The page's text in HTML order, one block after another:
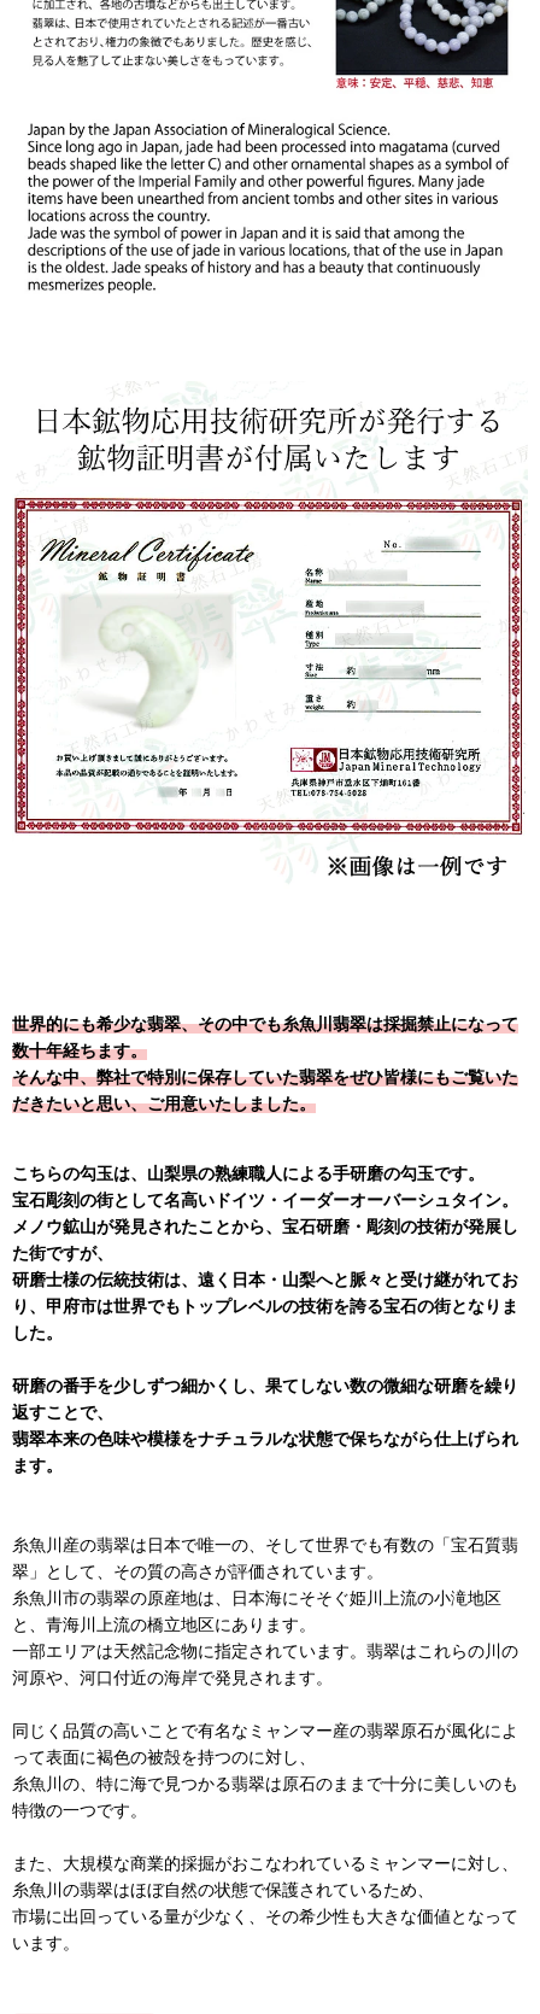
世界的にも希少な翡翠、その中でも糸魚川翡翠は採掘禁止になって
数十年経ちます。
そんな中、弊社で特別に保存していた翡翠をぜひ皆様にもご覧いた
だきたいと思い、ご用意いたしました。
こちらの勾玉は、山梨県の熟練職人による手研磨の勾玉です。
宝石彫刻の街として名高いドイツ・イーダーオーバーシュタイン。
メノウ鉱山が発見されたことから、宝石研磨・彫刻の技術が発展し
た街ですが、
研磨士様の伝統技術は、遠く日本・山梨へと脈々と受け継がれてお
り、甲府市は世界でもトップレベルの技術を誇る宝石の街となりま
した。
研磨の番手を少しずつ細かくし、果てしない数の微細な研磨を繰り
返すことで、
翡翠本来の色味や模様をナチュラルな状態で保ちながら仕上げられ
ます。
糸魚川産の翡翠は日本で唯一の、そして世界でも有数の「宝石質翡
翠」として、その質の高さが評価されています。
糸魚川市の翡翠の原産地は、日本海にそそぐ姫川上流の小滝地区
と、青海川上流の橋立地区にあります。
一部エリアは天然記念物に指定されています。翡翠はこれらの川の
河原や、河口付近の海岸で発見されます。
同じく品質の高いことで有名なミャンマー産の翡翠原石が風化によ
って表面に褐色の被殻を持つのに対し、
糸魚川の、特に海で見つかる翡翠は原石のままで十分に美しいのも
特徴の一つです。
また、大規模な商業的採掘がおこなわれているミャンマーに対し、
糸魚川の翡翠はほぼ自然の状態で保護されているため、
市場に出回っている量が少なく、その希少性も大きな価値となって
います。